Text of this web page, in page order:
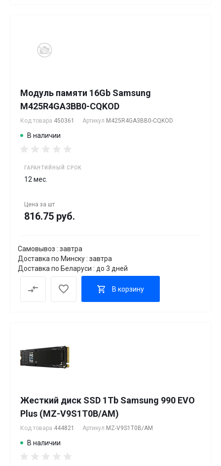
Модуль памяти 16Gb Samsung
M425R4GA3BB0-CQKOD
Код товара 450361 Артикул M425R4GA3BB0-CQKOD
В наличии
ГАРАНТИЙНЫЙ СРОК
12 мес.
Цена за шт
816.75 руб.
Самовывоз : завтра
Доставка по Минску : завтра
Доставка по Беларуси : до 3 дней
В корзину
Жесткий диск SSD 1Tb Samsung 990 EVO
Plus (MZ-V9S1T0B/AM)
Код товара 444821 Артикул MZ-V9S1T0B/AM
В наличии